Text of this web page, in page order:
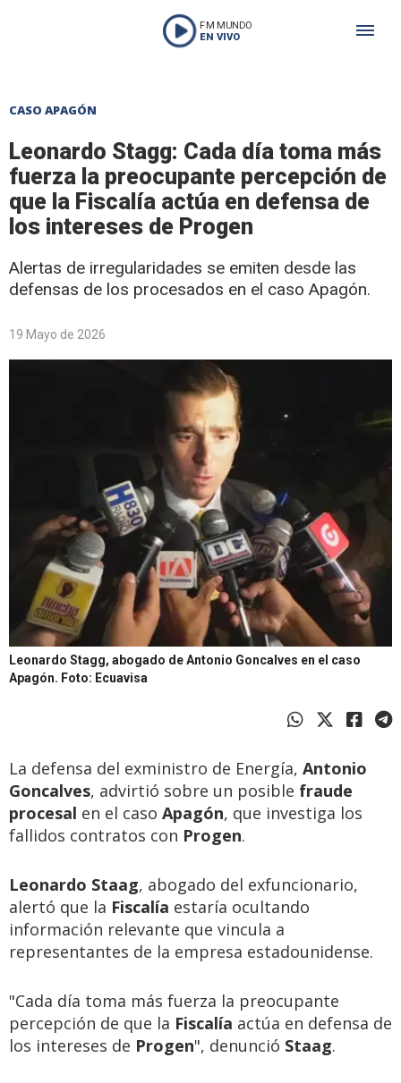
FM MUNDO
EN VIVO
CASO APAGÓN
Leonardo Stagg: Cada día toma más
fuerza la preocupante percepción de
que la Fiscalía actúa en defensa de
los intereses de Progen
Alertas de irregularidades se emiten desde las
defensas de los procesados en el caso Apagón.
19 Mayo de 2026
Leonardo Stagg, abogado de Antonio Goncalves en el caso
Apagón. Foto: Ecuavisa
La defensa del exministro de Energía, Antonio
Goncalves, advirtió sobre un posible fraude
procesal en el caso Apagón, que investiga los
fallidos contratos con Progen.
Leonardo Staag, abogado del exfuncionario,
alertó que la Fiscalía estaría ocultando
información relevante que vincula a
representantes de la empresa estadounidense.
"Cada día toma más fuerza la preocupante
percepción de que la Fiscalía actúa en defensa de
los intereses de Progen", denunció Staag.